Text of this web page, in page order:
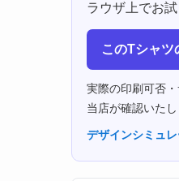
ラウザ上でお試
このTシャツ
実際の印刷可否
当店が確認いたし
デザインシミュ